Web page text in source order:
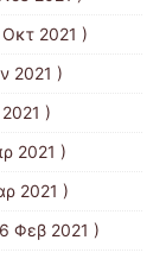
2021 )
2021 )
)
2021 )
2021 )
Φεβ 2021 )